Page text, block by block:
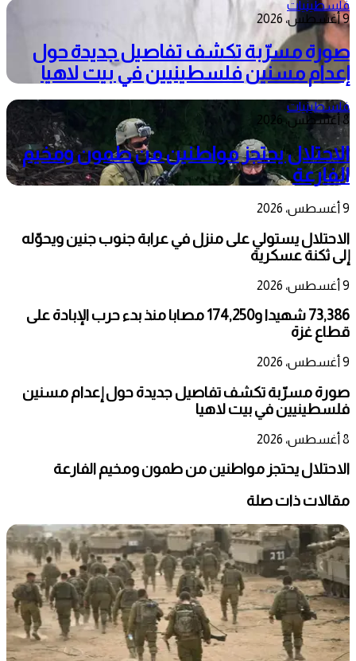
فلسطينيات
9 أغسطس، 2026
صورة مسرّبة تكشف تفاصيل جديدة حول
إعدام مسنين فلسطينيين في بيت لاهيا
فلسطينيات
8 أغسطس، 2026
الاحتلال يحتجز مواطنين من طمون ومخيم
الفارعة
9 أغسطس، 2026
الاحتلال يستولي على منزل في عرابة جنوب جنين ويحوّله
إلى ثكنة عسكرية
9 أغسطس، 2026
73,386 شهيدا و174,250 مصابا منذ بدء حرب الإبادة على
قطاع غزة
9 أغسطس، 2026
صورة مسرّبة تكشف تفاصيل جديدة حول إعدام مسنين
فلسطينيين في بيت لاهيا
8 أغسطس، 2026
الاحتلال يحتجز مواطنين من طمون ومخيم الفارعة
مقالات ذات صلة